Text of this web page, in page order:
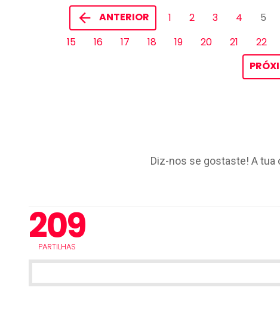
ANTERIOR 1 2 3 4 5
15
16 17 18 19 20 21 22
Diz-nos se gostaste! A tua
209
PARTILHAS